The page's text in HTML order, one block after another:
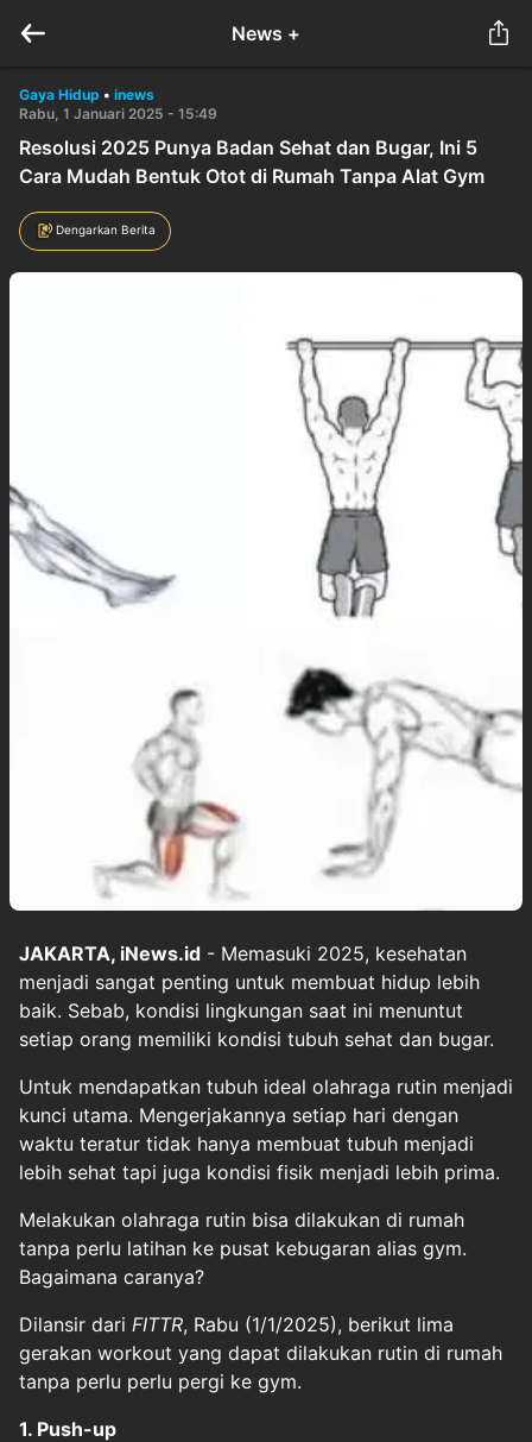
News +
Gaya Hidup • inews
Rabu, 1 Januari 2025 - 15:49
Resolusi 2025 Punya Badan Sehat dan Bugar, Ini 5
Cara Mudah Bentuk Otot di Rumah Tanpa Alat Gym
Dengarkan Berita
JAKARTA, iNews.id - Memasuki 2025, kesehatan
menjadi sangat penting untuk membuat hidup lebih
baik. Sebab, kondisi lingkungan saat ini menuntut
setiap orang memiliki kondisi tubuh sehat dan bugar.
Untuk mendapatkan tubuh ideal olahraga rutin menjadi
kunci utama. Mengerjakannya setiap hari dengan
waktu teratur tidak hanya membuat tubuh menjadi
lebih sehat tapi juga kondisi fisik menjadi lebih prima.
Melakukan olahraga rutin bisa dilakukan di rumah
tanpa perlu latihan ke pusat kebugaran alias gym.
Bagaimana caranya?
Dilansir dari FITTR, Rabu (1/1/2025), berikut lima
gerakan workout yang dapat dilakukan rutin di rumah
tanpa perlu perlu pergi ke gym.
1. Push-up